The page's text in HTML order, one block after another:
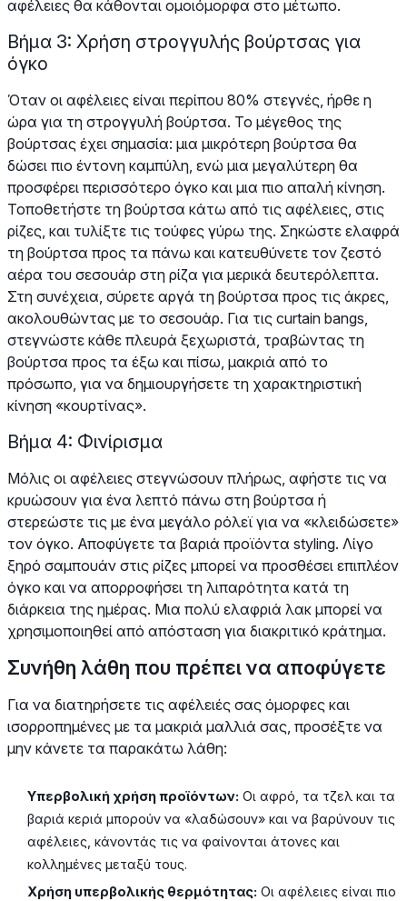
αφέλειες θα κάθονται ομοιόμορφα στο μέτωπο.
Βήμα 3: Χρήση στρογγυλής βούρτσας για
όγκο
Όταν οι αφέλειες είναι περίπου 80% στεγνές, ήρθε η
ώρα για τη στρογγυλή βούρτσα. Το μέγεθος της
βούρτσας έχει σημασία: μια μικρότερη βούρτσα θα
δώσει πιο έντονη καμπύλη, ενώ μια μεγαλύτερη θα
προσφέρει περισσότερο όγκο και μια πιο απαλή κίνηση.
Τοποθετήστε τη βούρτσα κάτω από τις αφέλειες, στις
ρίζες, και τυλίξτε τις τούφες γύρω της. Σηκώστε ελαφρά
τη βούρτσα προς τα πάνω και κατευθύνετε τον ζεστό
αέρα του σεσουάρ στη ρίζα για μερικά δευτερόλεπτα.
Στη συνέχεια, σύρετε αργά τη βούρτσα προς τις άκρες,
ακολουθώντας με το σεσουάρ. Για τις curtain bangs,
στεγνώστε κάθε πλευρά ξεχωριστά, τραβώντας τη
βούρτσα προς τα έξω και πίσω, μακριά από το
πρόσωπο, για να δημιουργήσετε τη χαρακτηριστική
κίνηση «κουρτίνας».
Βήμα 4: Φινίρισμα
Μόλις οι αφέλειες στεγνώσουν πλήρως, αφήστε τις να
κρυώσουν για ένα λεπτό πάνω στη βούρτσα ή
στερεώστε τις με ένα μεγάλο ρόλεϊ για να «κλειδώσετε»
τον όγκο. Αποφύγετε τα βαριά προϊόντα styling. Λίγο
ξηρό σαμπουάν στις ρίζες μπορεί να προσθέσει επιπλέον
όγκο και να απορροφήσει τη λιπαρότητα κατά τη
διάρκεια της ημέρας. Μια πολύ ελαφριά λακ μπορεί να
χρησιμοποιηθεί από απόσταση για διακριτικό κράτημα.
Συνήθη λάθη που πρέπει να αποφύγετε
Για να διατηρήσετε τις αφέλειές σας όμορφες και
ισορροπημένες με τα μακριά μαλλιά σας, προσέξτε να
μην κάνετε τα παρακάτω λάθη:
Υπερβολική χρήση προϊόντων: Οι αφρό, τα τζελ και τα
βαριά κεριά μπορούν να «λαδώσουν» και να βαρύνουν τις
αφέλειες, κάνοντάς τις να φαίνονται άτονες και
κολλημένες μεταξύ τους.
Χρήση υπερβολικής θερμότητας: Οι αφέλειες είναι πιο